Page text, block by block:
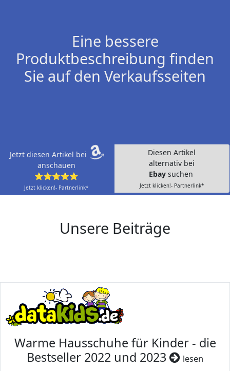
Eine bessere
Produktbeschreibung finden
Sie auf den Verkaufsseiten
Jetzt diesen Artikel bei
anschauen
⭐⭐⭐⭐⭐
Jetzt klicken!- Partnerlink*
Diesen Artikel
alternativ bei
Ebay suchen
Jetzt klicken!- Partnerlink*
Unsere Beiträge
Warme Hausschuhe für Kinder - die
Bestseller 2022 und 2023
lesen